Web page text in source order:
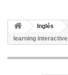
Inglés
learning